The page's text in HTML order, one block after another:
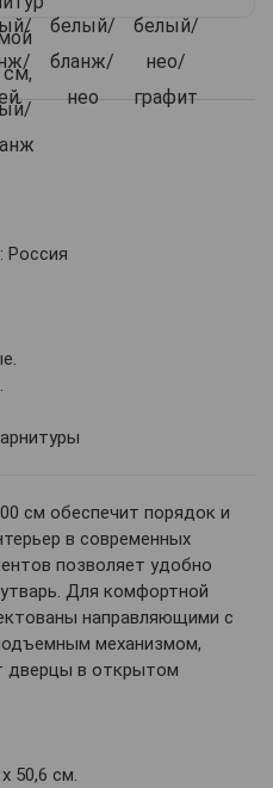
Россия
см обеспечит порядок и
в современных
позволяет удобно
Для комфортной
направляющими с
механизмом,
дверцы в открытом
50,6 см.